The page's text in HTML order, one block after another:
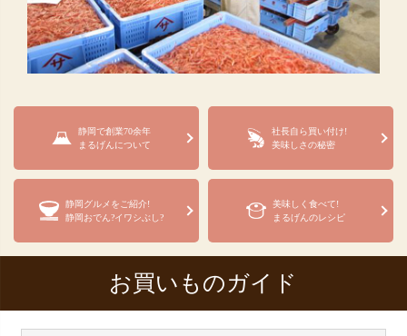
静岡で創業70余年
まるげんについて
社長自ら買い付け!
美味しさの秘密
静岡グルメをご紹介!
静岡おでん?イワシぶし?
美味しく食べて!
まるげんのレシピ
お買いものガイド